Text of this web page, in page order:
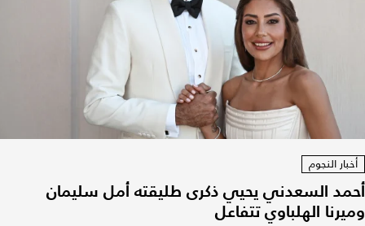
أخبار النجوم
أحمد السعدني يحيي ذكرى طليقته أمل سليمان
وميرنا الهلباوي تتفاعل